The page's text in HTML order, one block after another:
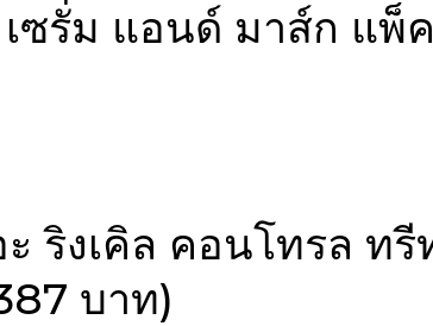
เซรั่ม แอนด์ มาส์ก แพ็
ริงเคิล คอนโทรล ท
บาท)